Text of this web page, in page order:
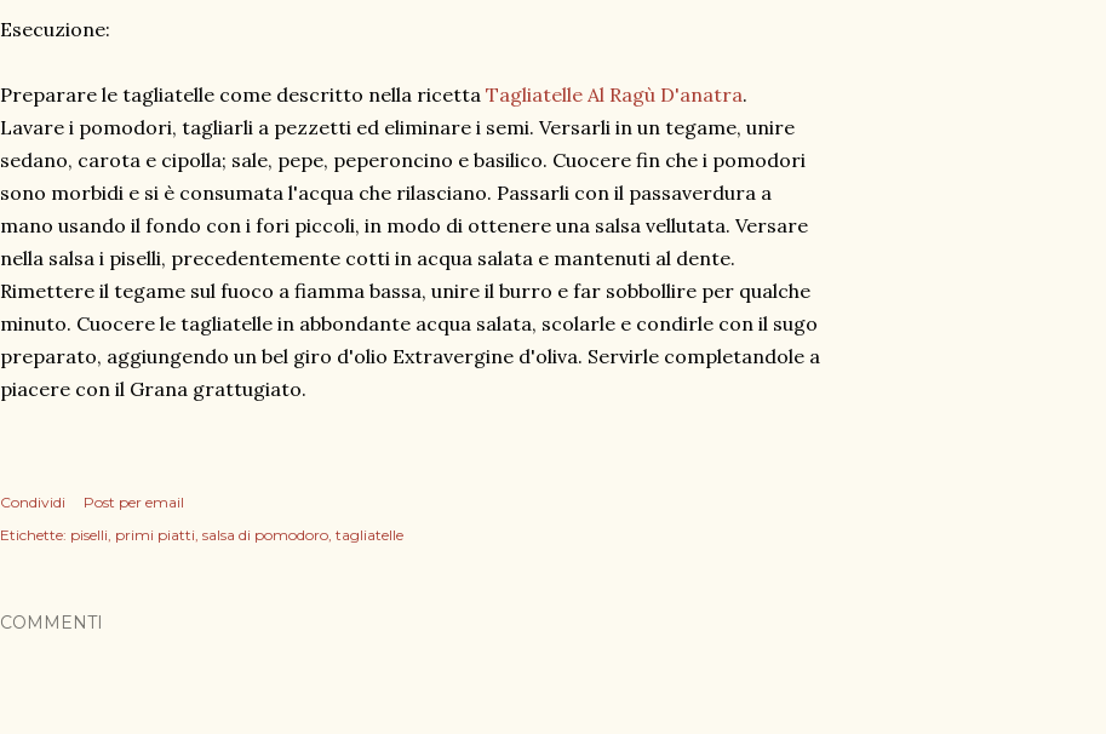
Esecuzione:
Preparare le tagliatelle come descritto nella ricetta Tagliatelle Al Ragù D'anatra.
Lavare i pomodori, tagliarli a pezzetti ed eliminare i semi. Versarli in un tegame, unire
sedano, carota e cipolla; sale, pepe, peperoncino e basilico. Cuocere fin che i pomodori
sono morbidi e si è consumata l'acqua che rilasciano. Passarli con il passaverdura a
mano usando il fondo con i fori piccoli, in modo di ottenere una salsa vellutata. Versare
nella salsa i piselli, precedentemente cotti in acqua salata e mantenuti al dente.
Rimettere il tegame sul fuoco a fiamma bassa, unire il burro e far sobbollire per qualche
minuto. Cuocere le tagliatelle in abbondante acqua salata, scolarle e condirle con il sugo
preparato, aggiungendo un bel giro d'olio Extravergine d'oliva. Servirle completandole a
piacere con il Grana grattugiato.
Condividi
Post per email
Etichette: piselli primi piatti salsa di pomodoro tagliatelle
COMMENTI